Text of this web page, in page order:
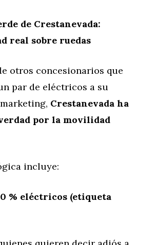
de Crestanevada:
real sobre ruedas
otros concesionarios que
par de eléctricos a su
Crestanevada ha
por la movilidad
incluye:
% eléctricos (etiqueta